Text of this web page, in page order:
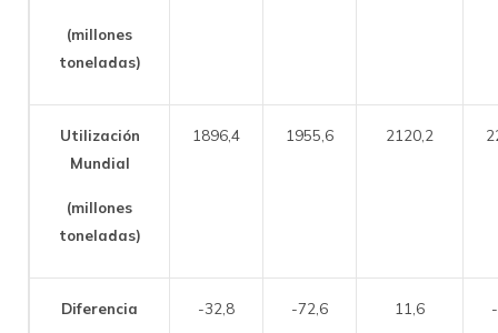
(millones
toneladas)
Utilización
Mundial
(millones
toneladas)
1896,4 1955,6 2120,2
Diferencia -32,8 -72,6 11,6